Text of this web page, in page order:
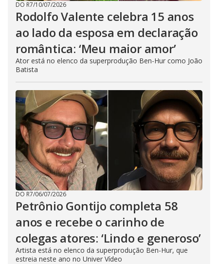
DO R7/10/07/2026
Rodolfo Valente celebra 15 anos
ao lado da esposa em declaração
romântica: ‘Meu maior amor’
Ator está no elenco da superprodução Ben-Hur como João
Batista
DO R7/06/07/2026
Petrônio Gontijo completa 58
anos e recebe o carinho de
colegas atores: ‘Lindo e generoso’
Artista está no elenco da superprodução Ben-Hur, que
estreia neste ano no Univer Vídeo